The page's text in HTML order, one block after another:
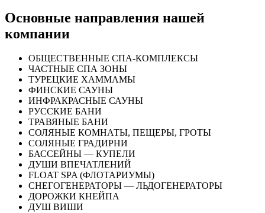
Основные направления нашей
компании
ОБЩЕСТВЕННЫЕ СПА-КОМПЛЕКСЫ
ЧАСТНЫЕ СПА ЗОНЫ
ТУРЕЦКИЕ ХАММАМЫ
ФИНСКИЕ САУНЫ
ИНФРАКРАСНЫЕ САУНЫ
РУССКИЕ БАНИ
ТРАВЯНЫЕ БАНИ
СОЛЯНЫЕ КОМНАТЫ, ПЕЩЕРЫ, ГРОТЫ
СОЛЯНЫЕ ГРАДИРНИ
БАССЕЙНЫ — КУПЕЛИ
ДУШИ ВПЕЧАТЛЕНИЙ
FLOAT SPA (ФЛОТАРИУМЫ)
СНЕГОГЕНЕРАТОРЫ — ЛЬДОГЕНЕРАТОРЫ
ДОРОЖКИ КНЕЙПА
ДУШ ВИШИ